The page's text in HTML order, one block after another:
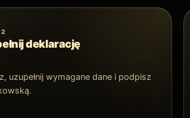
deklarację
uzupełnij wymagane dane i podpisz